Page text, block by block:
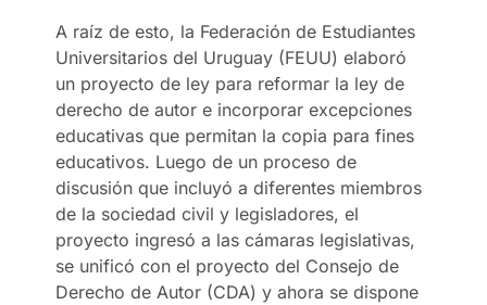
A raíz de esto, la Federación de Estudiantes
Universitarios del Uruguay (FEUU) elaboró
un proyecto de ley para reformar la ley de
derecho de autor e incorporar excepciones
educativas que permitan la copia para fines
educativos. Luego de un proceso de
discusión que incluyó a diferentes miembros
de la sociedad civil y legisladores, el
proyecto ingresó a las cámaras legislativas,
se unificó con el proyecto del Consejo de
Derecho de Autor (CDA) y ahora se dispone